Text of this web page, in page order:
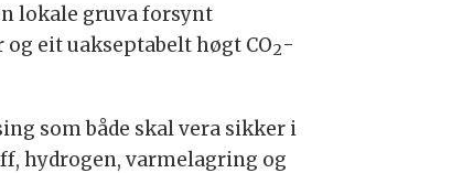
lokale gruva forsynt
eit uakseptabelt høgt CO2-
som både skal vera sikker i
hydrogen, varmelagring og